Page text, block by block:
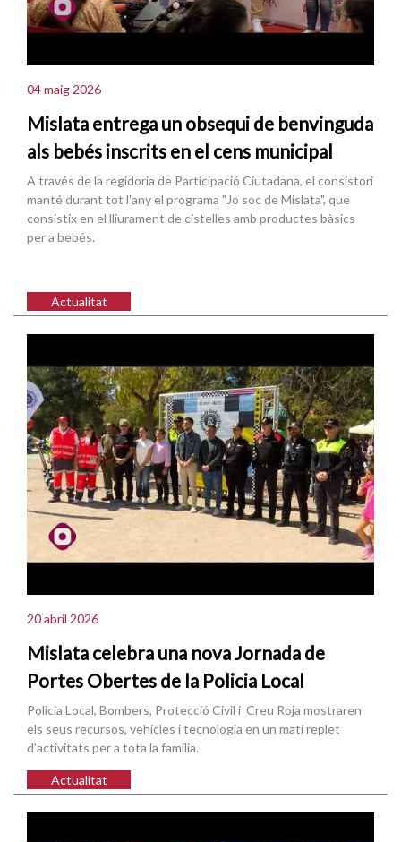
04 maig 2026
Mislata entrega un obsequi de benvinguda
als bebés inscrits en el cens municipal
A través de la regidoria de Participació Ciutadana, el consistori
manté durant tot l'any el programa "Jo soc de Mislata", que
consistix en el lliurament de cistelles amb productes bàsics
per a bebés.
Actualitat
20 abril 2026
Mislata celebra una nova Jornada de
Portes Obertes de la Policia Local
Policia Local, Bombers, Protecció Civil i Creu Roja mostraren
els seus recursos, vehicles i tecnologia en un matí replet
d’activitats per a tota la família.
Actualitat